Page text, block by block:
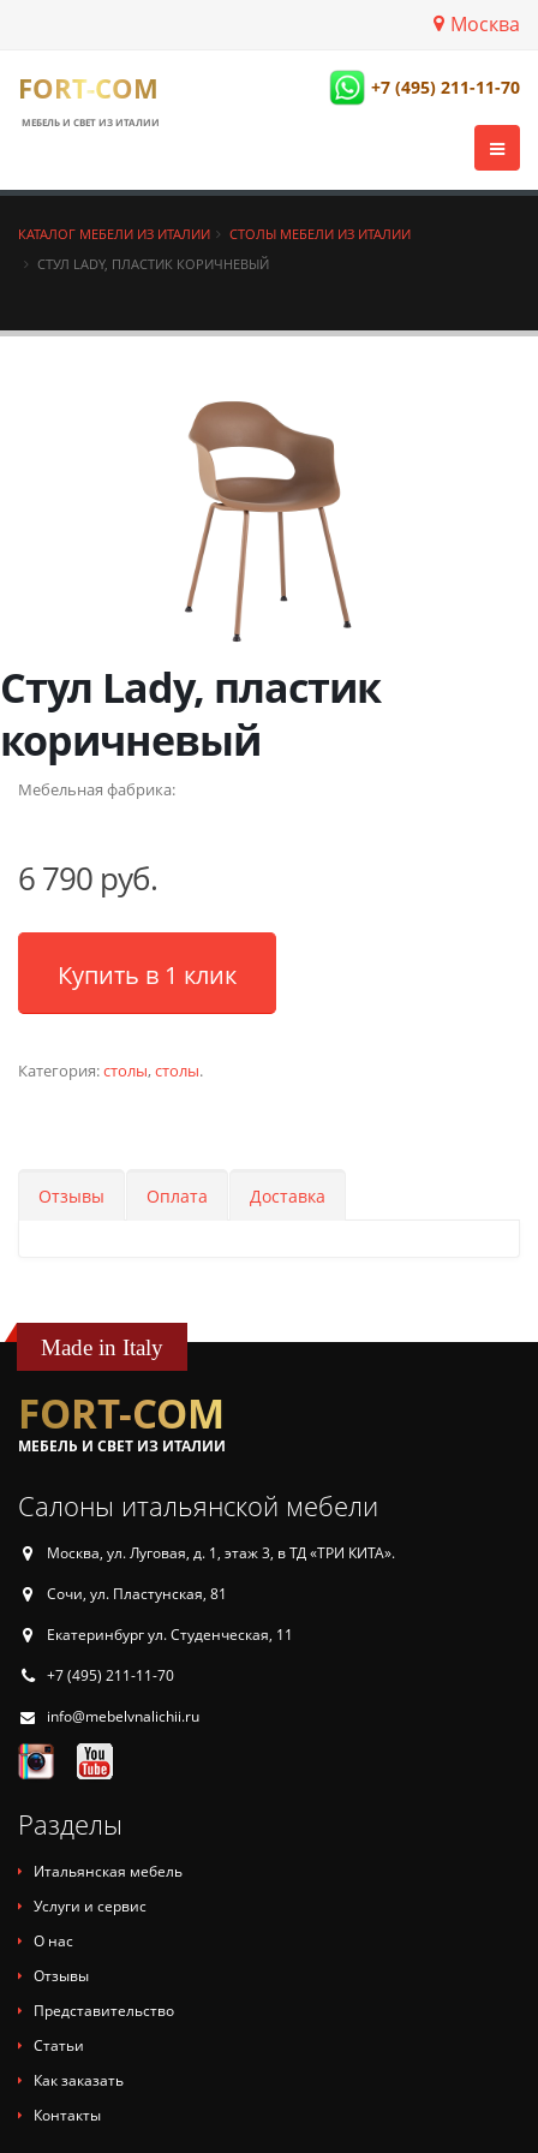
Москва
FORT-COM
МЕБЕЛЬ И СВЕТ ИЗ ИТАЛИИ
+7 (495) 211-11-70
КАТАЛОГ МЕБЕЛИ ИЗ ИТАЛИИ
СТОЛЫ МЕБЕЛИ ИЗ ИТАЛИИ
СТУЛ LADY, ПЛАСТИК КОРИЧНЕВЫЙ
Стул Lady, пластик
коричневый
Мебельная фабрика:
6 790 руб.
Купить в 1 клик
Категория:столы,столы.
Отзывы Оплата Доставка
Made in Italy
FORT-COM
МЕБЕЛЬ И СВЕТ ИЗ ИТАЛИИ
Салоны итальянской мебели
Москва, ул. Луговая, д. 1, этаж 3, в ТД «ТРИ КИТА».
Сочи, ул. Пластунская, 81
Екатеринбург ул. Студенческая, 11
+7 (495) 211-11-70
info@mebelvnalichii.ru
Разделы
Итальянская мебель
Услуги и сервис
О нас
Отзывы
Представительство
Статьи
Как заказать
Контакты